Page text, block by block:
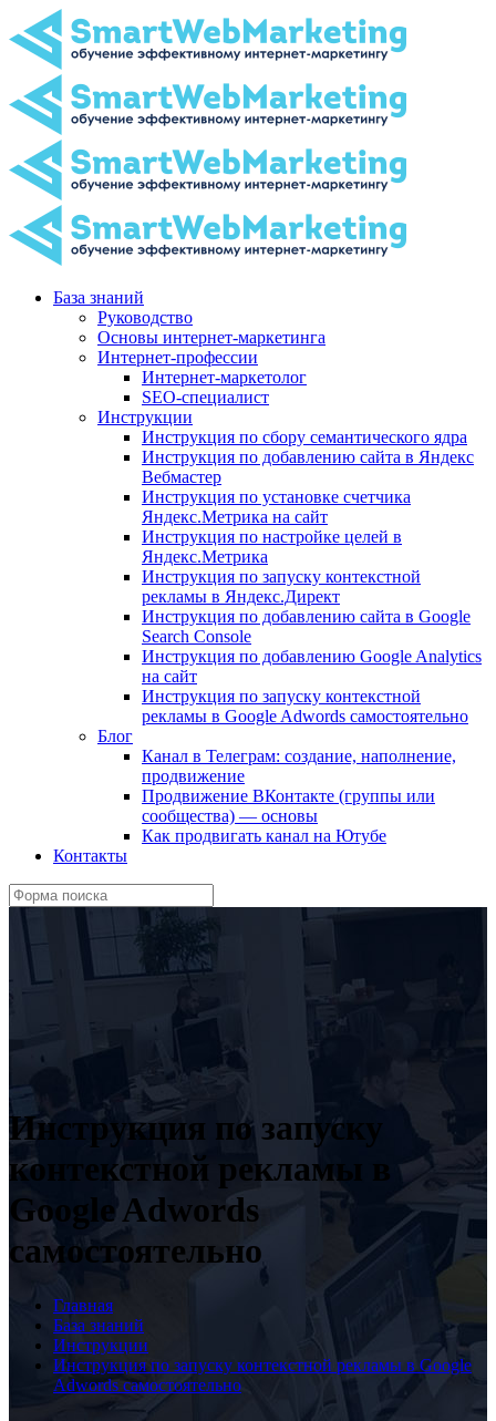
База знаний
Руководство
Основы интернет-маркетинга
Интернет-профессии
Интернет-маркетолог
SEO-специалист
Инструкции
Инструкция по сбору семантического ядра
Инструкция по добавлению сайта в Яндекс
Вебмастер
Инструкция по установке счетчика
Яндекс.Метрика на сайт
Инструкция по настройке целей в
Яндекс.Метрика
Инструкция по запуску контекстной
рекламы в Яндекс.Директ
Инструкция по добавлению сайта в Google
Search Console
Инструкция по добавлению Google Analytics
на сайт
Инструкция по запуску контекстной
рекламы в Google Adwords самостоятельно
Блог
Канал в Телеграм: создание, наполнение,
продвижение
Продвижение ВКонтакте (группы или
сообщества) — основы
Как продвигать канал на Ютубе
Контакты
Инструкция по запуску
контекстной рекламы в
Google Adwords
самостоятельно
Главная
База знаний
Инструкции
Инструкция по запуску контекстной рекламы в Google
Adwords самостоятельно